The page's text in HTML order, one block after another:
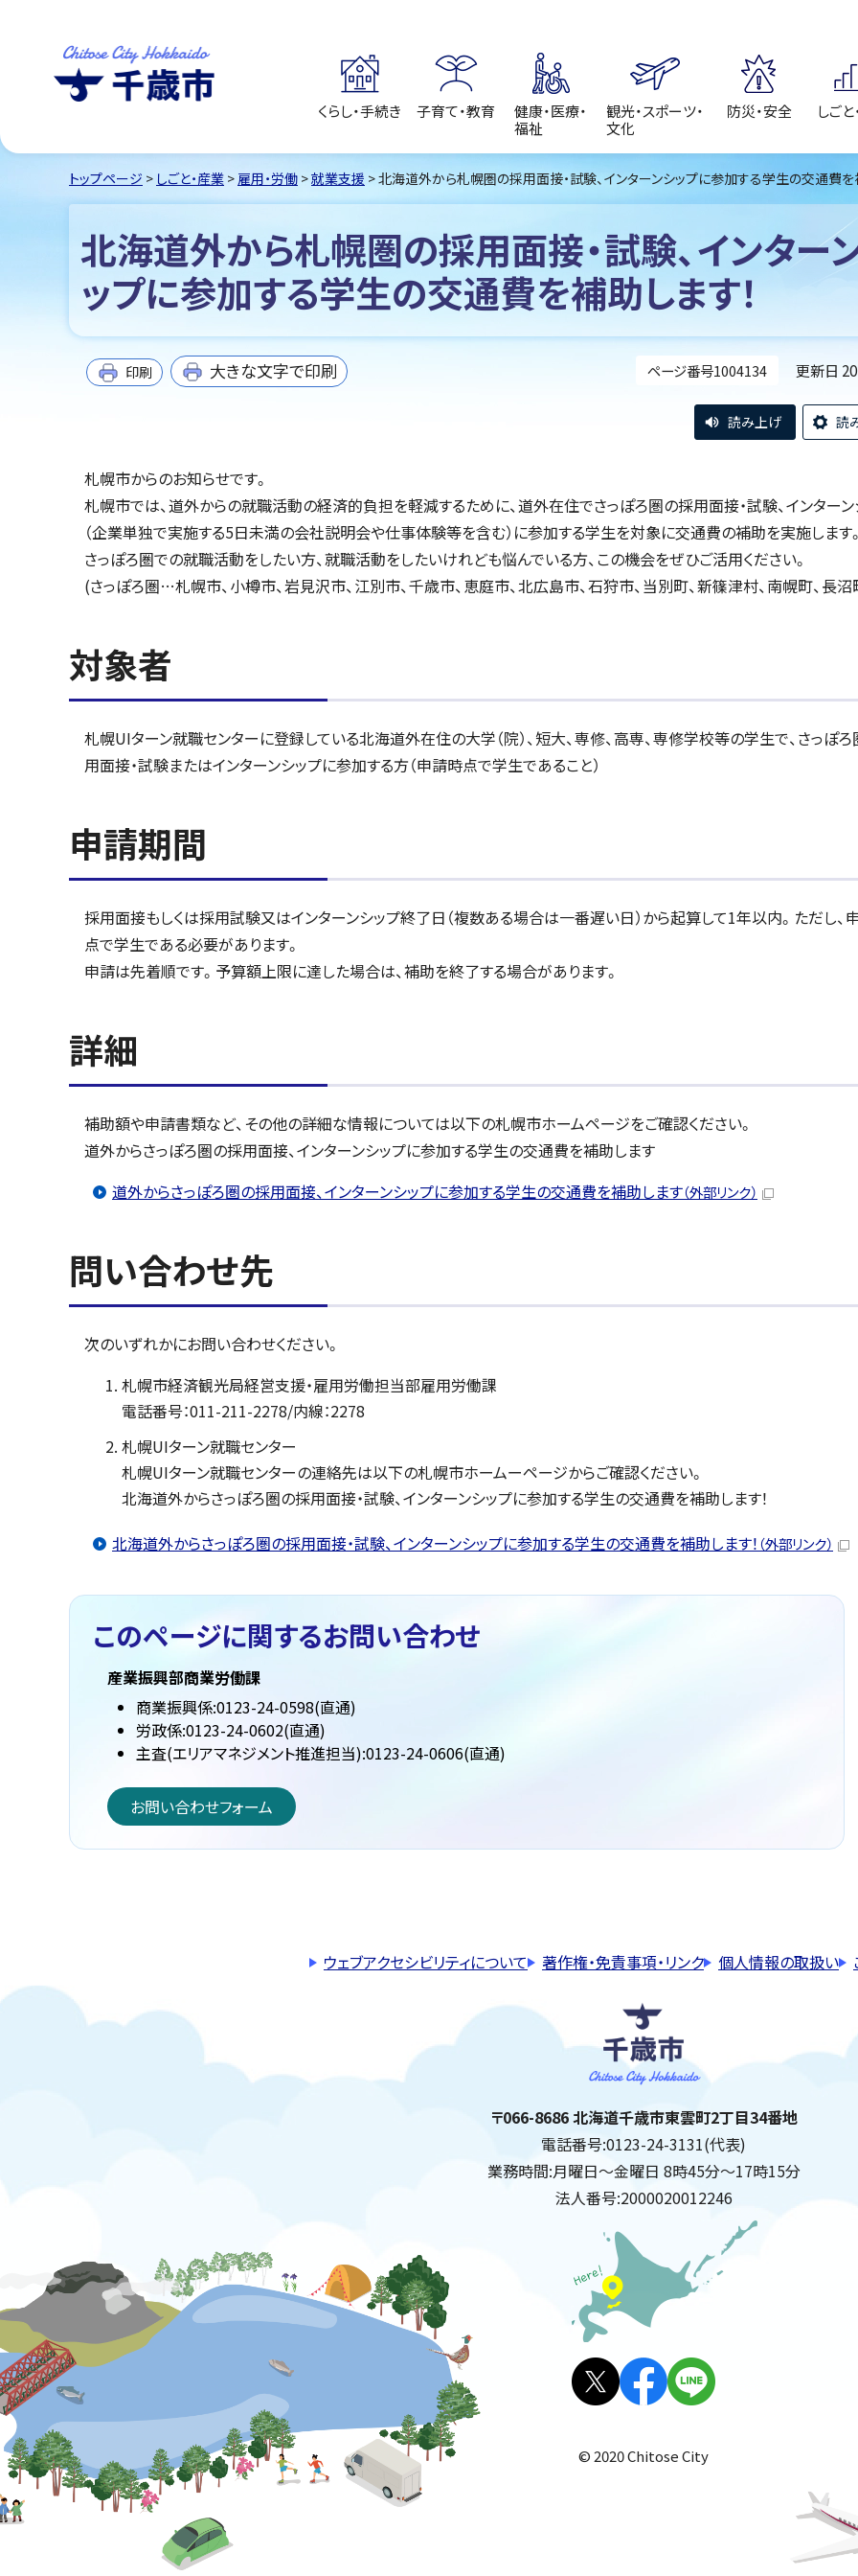
くらし・手続き 子育て・教育
健康・医療・
福祉
観光・スポーツ・
文化
防災・安全 しご
トップページ > しごと・産業 > 雇用・労働 >就業支援 > 北海道外から札幌圏の採用面接・試験、インターンシップに参加する学生の交通費を
北海道外から札幌圏の採用面接・試験、インター
ップに参加する学生の交通費を補助します！
ページ番号1004134 更新日
印刷 大きな文字で印刷
読み上げ 読
札幌市からのお知らせです。
札幌市では、道外からの就職活動の経済的負担を軽減するために、道外在住でさっぽろ圏の採用面接・試験、インターン
（企業単独で実施する5日未満の会社説明会や仕事体験等を含む）に参加する学生を対象に交通費の補助を実施します
さっぽろ圏での就職活動をしたい方、就職活動をしたいけれども悩んでいる方、この機会をぜひご活用ください。
(さっぽろ圏…札幌市、小樽市、岩見沢市、江別市、千歳市、恵庭市、北広島市、石狩市、当別町、新篠津村、南幌町、長
対象者
札幌UIターン就職センターに登録している北海道外在住の大学（院）、短大、専修、高専、専修学校等の学生で、さっぽ
用面接・試験またはインターンシップに参加する方（申請時点で学生であること）
申請期間
採用面接もしくは採用試験又はインターンシップ終了日（複数ある場合は一番遅い日）から起算して1年以内。ただし、
点で学生である必要があります。
申請は先着順です。予算額上限に達した場合は、補助を終了する場合があります。
詳細
補助額や申請書類など、その他の詳細な情報については以下の札幌市ホームページをご確認ください。
道外からさっぽろ圏の採用面接、インターンシップに参加する学生の交通費を補助します
道外からさっぽろ圏の採用面接、インターンシップに参加する学生の交通費を補助します（外部リンク）
問い合わせ先
次のいずれかにお問い合わせください。
札幌市経済観光局経営支援・雇用労働担当部雇用労働課
電話番号：011-211-2278/内線：2278
札幌UIターン就職センター
札幌UIターン就職センターの連絡先は以下の札幌市ホームーページからご確認ください。
北海道外からさっぽろ圏の採用面接・試験、インターンシップに参加する学生の交通費を補助します！
北海道外からさっぽろ圏の採用面接・試験、インターンシップに参加する学生の交通費を補助します！（外部リンク）
このページに関するお問い合わせ
産業振興部商業労働課
商業振興係:0123-24-0598(直通)
労政係:0123-24-0602(直通)
主査(エリアマネジメント推進担当):0123-24-0606(直通)
お問い合わせフォーム
ウェブアクセシビリティについて 著作権・免責事項・リンク 個人情報の取扱い
千歳市
住所:
〒066-8686 北海道千歳市東雲町2丁目34番地
電話番号:0123-24-3131(代表)
業務時間:月曜日～金曜日 8時45分～17時15分
法人番号:2000020012246
公式SNS
er)
© 2020 Chitose City